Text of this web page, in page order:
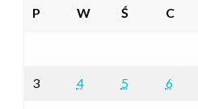
P W Ś C
3 4 5 6